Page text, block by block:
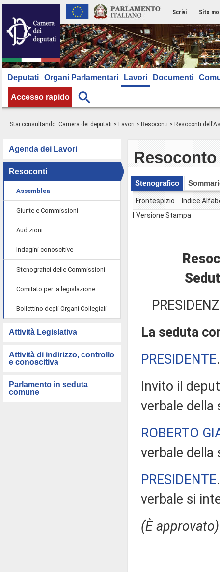
Scrivi Sito
Deputati Organi Parlamentari Lavori Documenti
Accesso rapido
Stai consultando: Camera dei deputati > Lavori > Resoconti > Resoconti
Agenda dei Lavori
Resoconti
Assemblea
Giunte e Commissioni
Audizioni
Indagini conoscitive
Stenografici delle Commissioni
Comitato per la legislazione
Bollettino degli Organi Collegiali
Attività Legislativa
Attività di indirizzo, controllo
e conoscitiva
Parlamento in seduta
comune
Stenografico
Frontespizio
Indice
Versione Stampa
La seduta
PRESIDENTE
Invito il
verbale della
ROBERTO
verbale della
PRESIDENTE
verbale si
(È approvato)